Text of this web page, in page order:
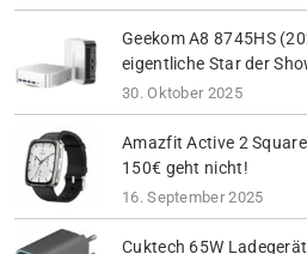
Geekom A8 8745HS
eigentliche Star der
30. Oktober 2025
Amazfit Active 2
150€ geht nicht!
16. September 2025
Cuktech 65W